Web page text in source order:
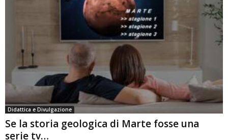
Didattica e Divulgazione
Se la storia geologica di Marte fosse una
serie tv…